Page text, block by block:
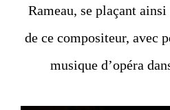
Rameau, se plaçant
de ce compositeur, avec
musique d’opéra